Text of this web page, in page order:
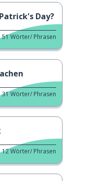
Day?
51Wörter/ Phrasen
31Wörter/ Phrasen
12Wörter/ Phrasen